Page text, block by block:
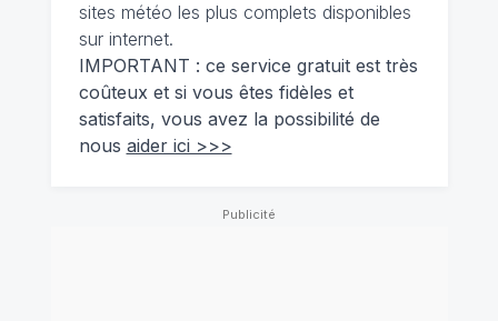
sites météo les plus complets disponibles
sur internet.
IMPORTANT : ce service gratuit est très
coûteux et si vous êtes fidèles et
satisfaits, vous avez la possibilité de
nous aider ici >>>